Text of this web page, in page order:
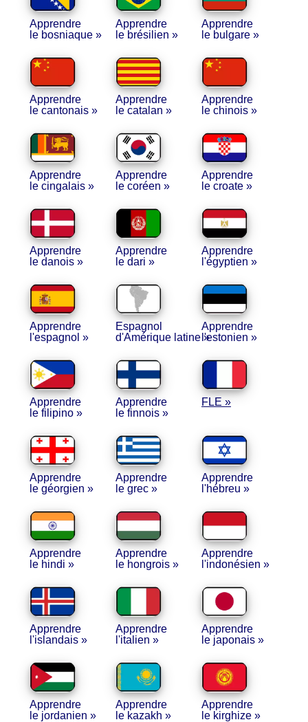
Apprendre
le bosniaque »
Apprendre
le brésilien »
Apprendre
le bulgare »
Apprendre
le cantonais »
Apprendre
le catalan »
Apprendre
le chinois »
Apprendre
le cingalais »
Apprendre
le coréen »
Apprendre
le croate »
Apprendre
le danois »
Apprendre
le dari »
Apprendre
l'égyptien »
Apprendre
l'espagnol »
Espagnol
d'Amérique latine »
Apprendre
l'estonien »
Apprendre
le filipino »
Apprendre
le finnois »
FLE »
Apprendre
le géorgien »
Apprendre
le grec »
Apprendre
l'hébreu »
Apprendre
le hindi »
Apprendre
le hongrois »
Apprendre
l'indonésien »
Apprendre
l'islandais »
Apprendre
l'italien »
Apprendre
le japonais »
Apprendre
le jordanien »
Apprendre
le kazakh »
Apprendre
le kirghize »